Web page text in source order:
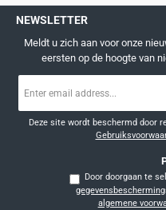
NEWSLETTER
Meldt u zich aan voor onze
eersten op de hoogte van
mailadres
Deze site wordt beschermd door
algemene